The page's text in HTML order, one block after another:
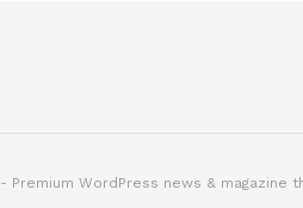
- Premium WordPress news & magazine